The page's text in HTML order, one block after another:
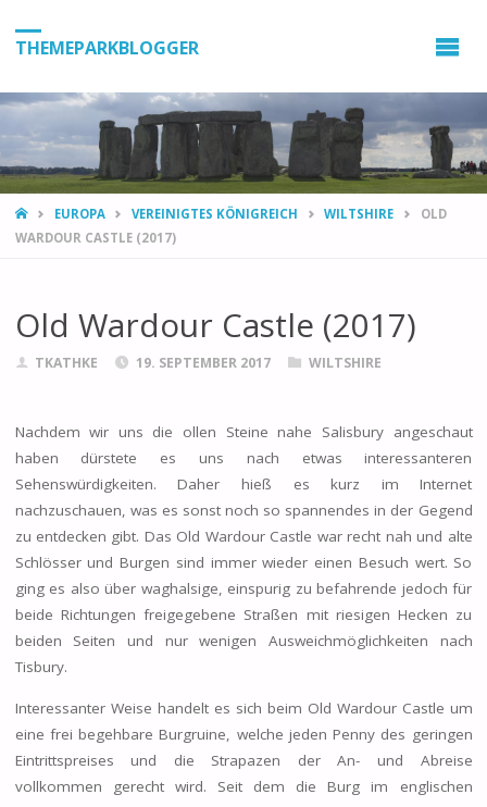
THEMEPARKBLOGGER
HOMEEUROPA VEREINIGTES KÖNIGREICH WILTSHIRE
OLD
WARDOUR CASTLE (2017)
Old Wardour Castle (2017)
TKATHKE 19. SEPTEMBER 2017 WILTSHIRE
Nachdem wir uns die ollen Steine nahe Salisbury angeschaut
haben dürstete es uns nach etwas interessanteren
Sehenswürdigkeiten. Daher hieß es kurz im Internet
nachzuschauen, was es sonst noch so spannendes in der Gegend
zu entdecken gibt. Das Old Wardour Castle war recht nah und alte
Schlösser und Burgen sind immer wieder einen Besuch wert. So
ging es also über waghalsige, einspurig zu befahrende jedoch für
beide Richtungen freigegebene Straßen mit riesigen Hecken zu
beiden Seiten und nur wenigen Ausweichmöglichkeiten nach
Tisbury.
Interessanter Weise handelt es sich beim Old Wardour Castle um
eine frei begehbare Burgruine, welche jeden Penny des geringen
Eintrittspreises und die Strapazen der An- und Abreise
vollkommen gerecht wird. Seit dem die Burg im englischen